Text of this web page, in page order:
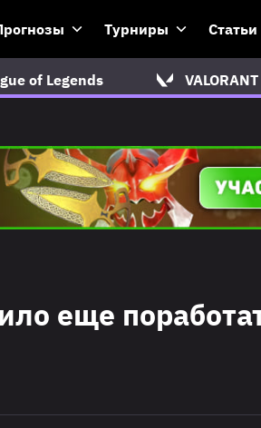
Турниры Статьи
of Legends VALORANT
еще